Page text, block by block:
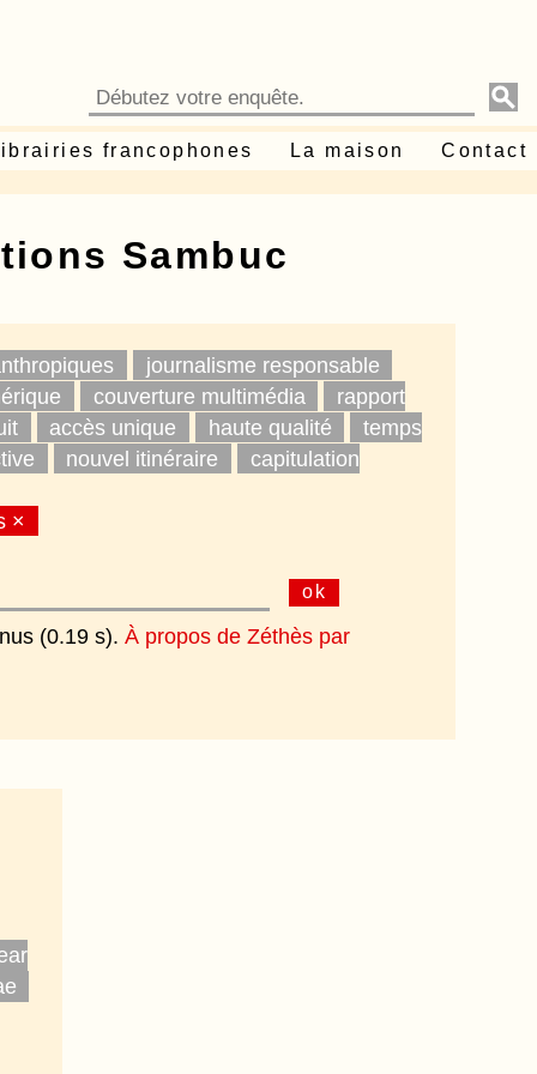
francophones La maison Contact
Sambuc
journalisme responsable
couverture multimédia
rapport
accès unique haute qualité
temps
nouvel itinéraire
capitulation
×
ok
(0.19 s). À propos de Zéthès par